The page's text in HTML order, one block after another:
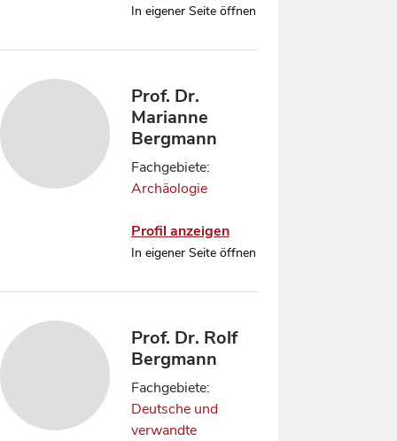
In eigener Seite öffnen
Prof. Dr.
Marianne
Bergmann
Fachgebiete:
Archäologie
Profil anzeigen
In eigener Seite öffnen
Prof. Dr. Rolf
Bergmann
Fachgebiete:
Deutsche und
verwandte